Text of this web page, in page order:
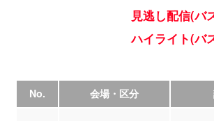
見逃し配信(バ
ハイライト(バ
No. 会場・区分